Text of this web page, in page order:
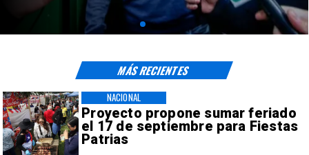
Proyecto propone sumar feriado
el 17 de septiembre para Fiestas
Patrias
NACIONAL
MÁS RECIENTES